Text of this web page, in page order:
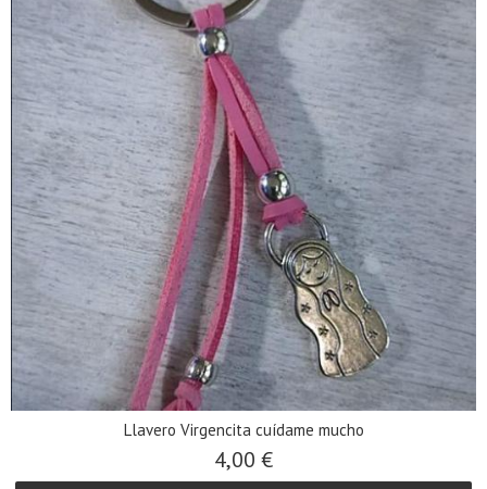
Llavero Virgencita cuídame mucho
4,00 €